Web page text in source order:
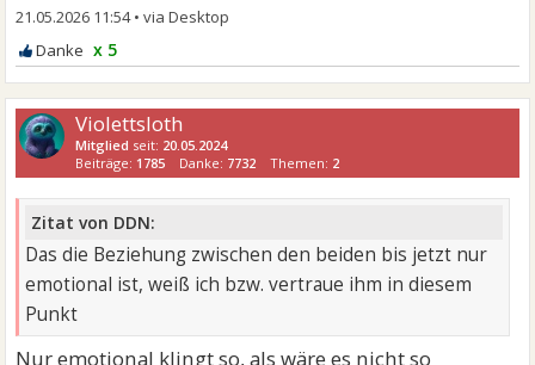
21.05.2026 11:54•
x 5
Violettsloth
Mitglied seit: 20.05.2024
Beiträge: 1785 Danke: 7732 Themen: 2
Zitat von DDN:
Das die Beziehung zwischen den beiden bis jetzt nur
emotional ist, weiß ich bzw. vertraue ihm in diesem
Punkt
Nur emotional klingt so, als wäre es nicht so